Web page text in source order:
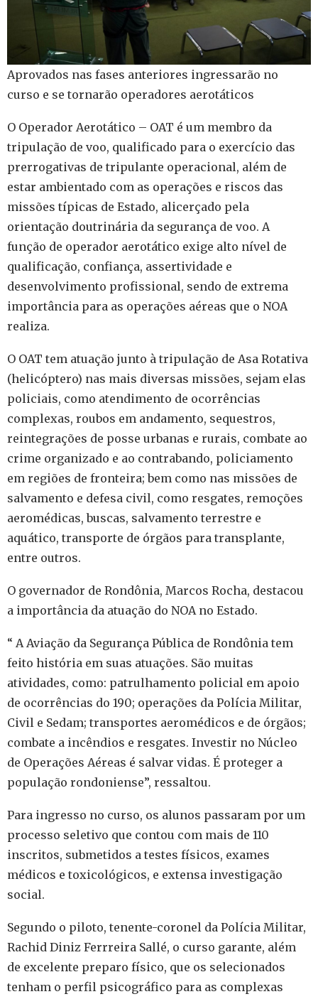
Aprovados nas fases anteriores ingressarão no
curso e se tornarão operadores aerotáticos
O Operador Aerotático – OAT é um membro da
tripulação de voo, qualificado para o exercício das
prerrogativas de tripulante operacional, além de
estar ambientado com as operações e riscos das
missões típicas de Estado, alicerçado pela
orientação doutrinária da segurança de voo. A
função de operador aerotático exige alto nível de
qualificação, confiança, assertividade e
desenvolvimento profissional, sendo de extrema
importância para as operações aéreas que o NOA
realiza.
O OAT tem atuação junto à tripulação de Asa Rotativa
(helicóptero) nas mais diversas missões, sejam elas
policiais, como atendimento de ocorrências
complexas, roubos em andamento, sequestros,
reintegrações de posse urbanas e rurais, combate ao
crime organizado e ao contrabando, policiamento
em regiões de fronteira; bem como nas missões de
salvamento e defesa civil, como resgates, remoções
aeromédicas, buscas, salvamento terrestre e
aquático, transporte de órgãos para transplante,
entre outros.
O governador de Rondônia, Marcos Rocha, destacou
a importância da atuação do NOA no Estado.
“ A Aviação da Segurança Pública de Rondônia tem
feito história em suas atuações. São muitas
atividades, como: patrulhamento policial em apoio
de ocorrências do 190; operações da Polícia Militar,
Civil e Sedam; transportes aeromédicos e de órgãos;
combate a incêndios e resgates. Investir no Núcleo
de Operações Aéreas é salvar vidas. É proteger a
população rondoniense”, ressaltou.
Para ingresso no curso, os alunos passaram por um
processo seletivo que contou com mais de 110
inscritos, submetidos a testes físicos, exames
médicos e toxicológicos, e extensa investigação
social.
Segundo o piloto, tenente-coronel da Polícia Militar,
Rachid Diniz Ferrreira Sallé, o curso garante, além
de excelente preparo físico, que os selecionados
tenham o perfil psicográfico para as complexas